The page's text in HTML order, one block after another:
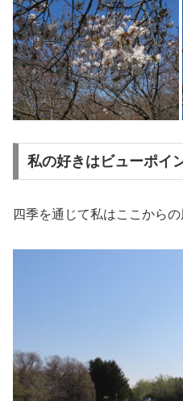
私の好きはビューポイ
四季を通じて私はここからの